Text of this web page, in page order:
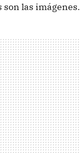
son las imágenes.